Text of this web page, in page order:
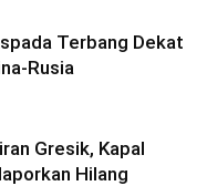
Terbang Dekat
Rusia
Gresik, Kapal
Hilang